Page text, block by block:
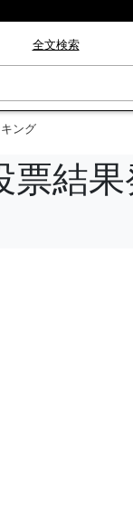
全文検索
ング
票結